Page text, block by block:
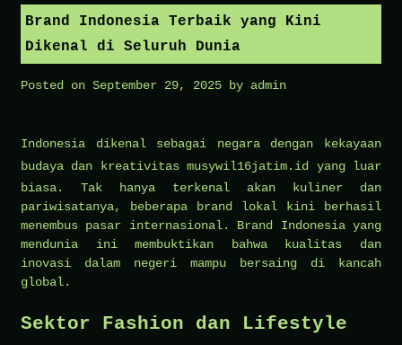
Brand Indonesia Terbaik yang Kini
Dikenal di Seluruh Dunia
Posted on September 29, 2025 by admin
Indonesia dikenal sebagai negara dengan kekayaan
budaya dan kreativitasmusywil16jatim.id yang luar
biasa. Tak hanya terkenal akan kuliner dan
pariwisatanya, beberapa brand lokal kini berhasil
menembus pasar internasional. Brand Indonesia yang
mendunia ini membuktikan bahwa kualitas dan
inovasi dalam negeri mampu bersaing di kancah
global.
Sektor Fashion dan Lifestyle